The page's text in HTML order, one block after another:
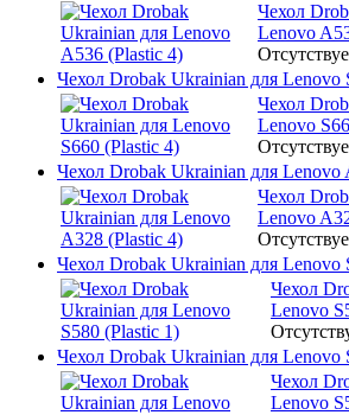
Чехол
Lenovo
Чехол Drobak Ukrainian для Lenovo
Чехол
Lenovo
Чехол Drobak Ukrainian для Lenovo
Чехол
Lenovo
Чехол Drobak Ukrainian для Lenovo
Чехол
Lenovo
Чехол Drobak Ukrainian для Lenovo
Чехол
Lenovo